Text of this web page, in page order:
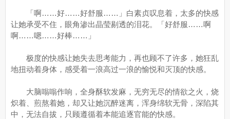
「啊……好……好舒服……」白素贞叹息着，太多的快感
让她承受不住，眼角渗出晶莹剔透的泪花。「好舒服……啊
啊……嗯……好棒……」
极度的快感让她失去思考能力，再也顾不了许多，她狂乱
地扭动着身体，感受着一浪高过一浪的愉悦和灭顶的快感。
大脑嗡嗡作响，全身酥软发麻，无穷无尽的情欲之火，烧
炽着、煎熬着她，却又让她沉醉迷离，浑身绵软无骨，深陷其
中，无法自拔，只顾遵循着本能追逐官能的快感。